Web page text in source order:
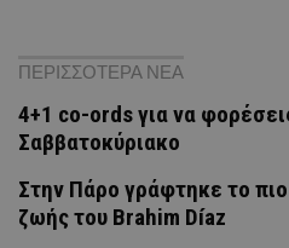
ΠΕΡΙΣΣΟΤΕΡΑ ΝΕΑ
4+1 co-ords για να
Σαββατοκύριακο
Στην Πάρο γράφτηκε το
ζωής του Brahim Díaz